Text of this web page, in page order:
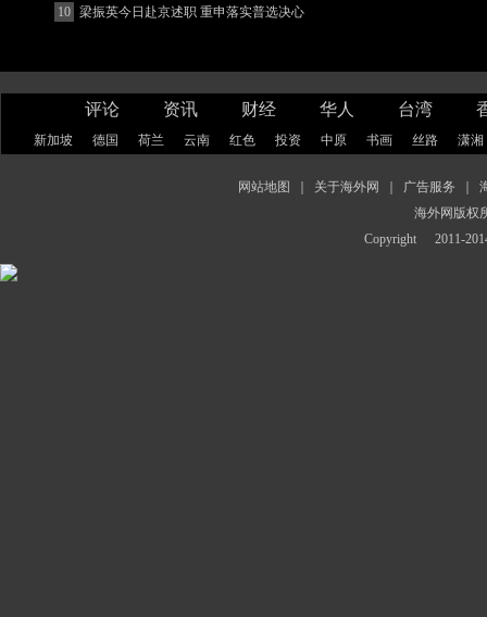
著增强
10 梁振英今日赴京述职 重申落实普选决心
评论 资讯 财经 华人 台湾
新加坡 德国 荷兰 云南 红色 投资 中原 书画 丝路 潇湘
网站地图 关于海外网 广告服务
海外网版权
Copyright
2011-